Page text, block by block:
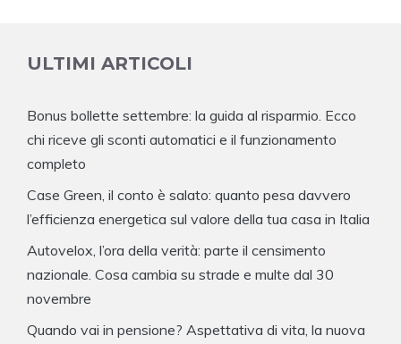
ULTIMI ARTICOLI
Bonus bollette settembre: la guida al risparmio. Ecco
chi riceve gli sconti automatici e il funzionamento
completo
Case Green, il conto è salato: quanto pesa davvero
l’efficienza energetica sul valore della tua casa in Italia
Autovelox, l’ora della verità: parte il censimento
nazionale. Cosa cambia su strade e multe dal 30
novembre
Quando vai in pensione? Aspettativa di vita, la nuova